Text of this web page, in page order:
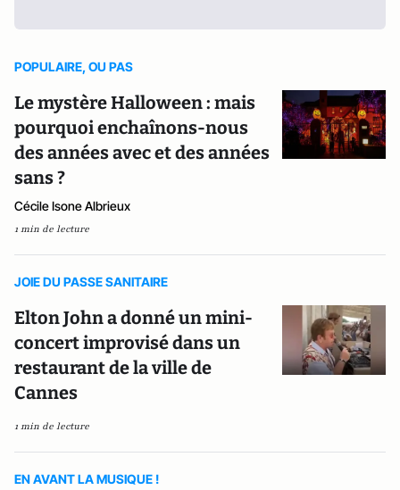
POPULAIRE, OU PAS
Le mystère Halloween : mais
pourquoi enchaînons-nous
des années avec et des années
sans ?
Cécile Isone Albrieux
1 min de lecture
JOIE DU PASSE SANITAIRE
Elton John a donné un mini-
concert improvisé dans un
restaurant de la ville de
Cannes
1 min de lecture
EN AVANT LA MUSIQUE !